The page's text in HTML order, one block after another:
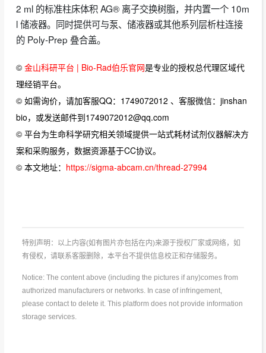
2 ml 的标准柱床体积 AG® 离子交换树脂，并内置一个 10m
l 储液器。同时提供可与泵、储液器或其他系列层析柱连接
的 Poly-Prep 叠合盖。
© 金山科研平台 | Bio-Rad伯乐官网是专业的授权总代理区域代
理经销平台。
© 如需询价，请加客服QQ：1749072012 、客服微信：jinshan
bio，或发送邮件到1749072012@qq.com
© 平台为生命科学研究相关领域提供一站式耗材试剂仪器解决方
案和采购服务，数据资源基于CC协议。
© 本文地址： https://sigma-abcam.cn/thread-27994
特别声明：以上内容(如有图片亦包括在内)来源于授权厂家或网络，如
有侵权，请联系客服删除，本平台不提供信息校正和存储服务。
Notice: The content above (including the pictures if any)comes from
authorized manufacturers or networks. In case of infringement,
please contact to delete it. This platform does not provide information
storage services.